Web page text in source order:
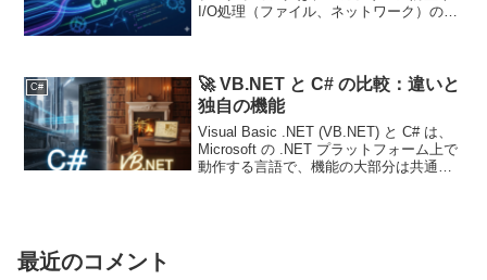
I/O処理（ファイル、ネットワーク）の効
ッ...
C#
🚀 VB.NET と C# の比較：違いと
独自の機能
Visual Basic .NET (VB.NET) と C# は、
Microsoft の .NET プラットフォーム上で
動作する言語で、機能の大部分は共通し
最近のコメント